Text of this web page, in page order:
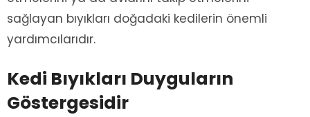
sağlayan bıyıkları doğadaki kedilerin önemli
yardımcılarıdır.
Kedi Bıyıkları Duyguların
Göstergesidir